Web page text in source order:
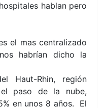
hablan pero
el mas centralizado
habrían dicho la
Haut-Rhin, región
paso de la nube,
en unos 8 años. El